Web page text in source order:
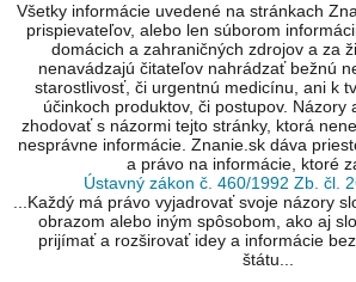
Všetky informácie uvedené na stránkach
prispievateľov, alebo len súborom
domácich a zahraničných zdrojov a za
nenavádzajú čitateľov nahrádzať bežnú
starostlivosť, či urgentnú medicínu, ani k
účinkoch produktov, či postupov. Názory
zhodovať s názormi tejto stránky, ktorá
nesprávne informácie. Znanie.sk dáva
a právo na informácie, ktoré
Ústavný zákon č. 460/1992 Zb. čl.
...Každý má právo vyjadrovať svoje názory
obrazom alebo iným spôsobom, ako aj
prijímať a rozširovať idey a informácie
štátu...